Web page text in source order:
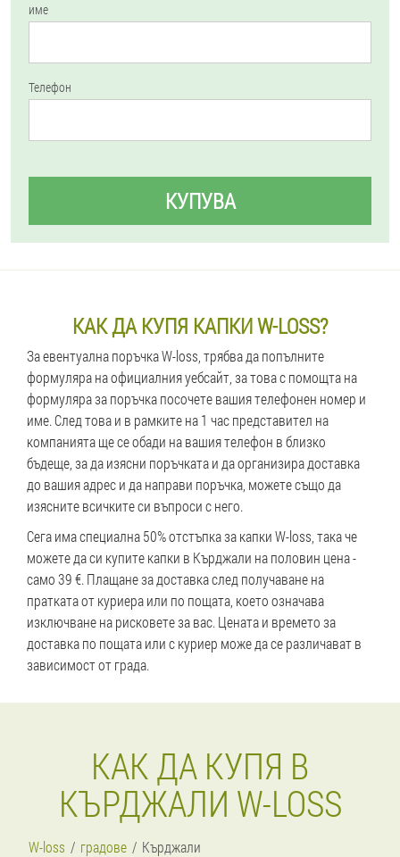
име
Телефон
КУПУВА
КАК ДА КУПЯ КАПКИ W-LOSS?
За евентуална поръчка W-loss, трябва да попълните
формуляра на официалния уебсайт, за това с помощта на
формуляра за поръчка посочете вашия телефонен номер и
име. След това и в рамките на 1 час представител на
компанията ще се обади на вашия телефон в близко
бъдеще, за да изясни поръчката и да организира доставка
до вашия адрес и да направи поръчка, можете също да
изясните всичките си въпроси с него.
Сега има специална 50% отстъпка за капки W-loss, така че
можете да си купите капки в Кърджали на половин цена -
само 39 €. Плащане за доставка след получаване на
пратката от куриера или по пощата, което означава
изключване на рисковете за вас. Цената и времето за
доставка по пощата или с куриер може да се различават в
зависимост от града.
КАК ДА КУПЯ В
КЪРДЖАЛИ W-LOSS
W-loss градове Кърджали